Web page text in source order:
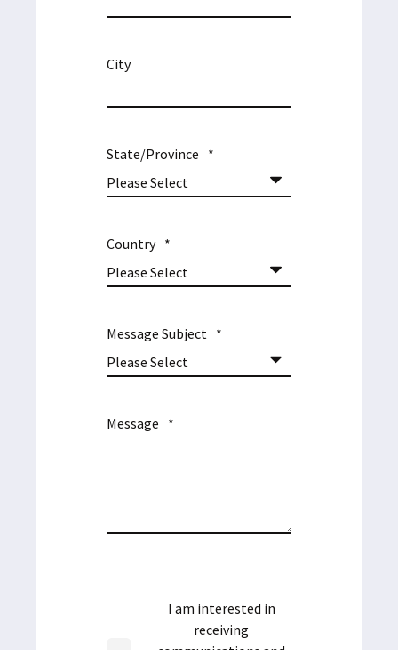
City
State/Province *
Country *
Message Subject *
Message *
I am interested in
receiving